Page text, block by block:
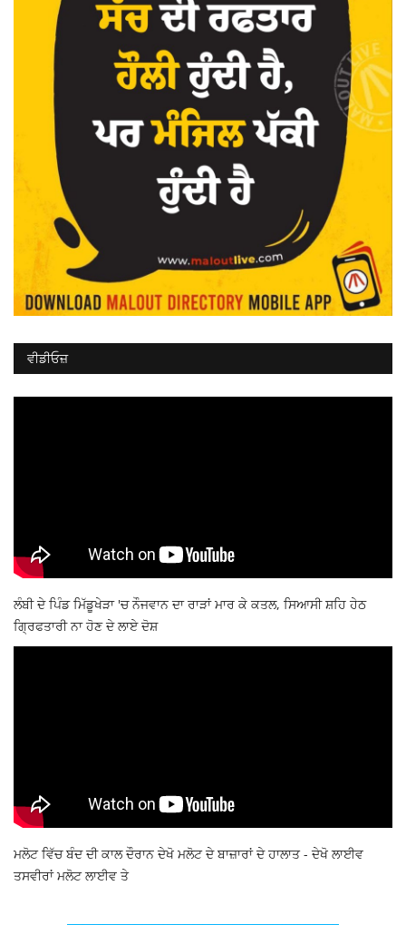
ਵੀਡੀਓਜ਼
ਲੰਬੀ ਦੇ ਪਿੰਡ ਮਿੱਡੂਖੇੜਾ 'ਚ ਨੌਜਵਾਨ ਦਾ ਰਾੜਾਂ ਮਾਰ ਕੇ ਕਤਲ, ਸਿਆਸੀ ਸ਼ਹਿ ਹੇਠ
ਗ੍ਰਿਫਤਾਰੀ ਨਾ ਹੋਣ ਦੇ ਲਾਏ ਦੋਸ਼
ਮਲੋਟ ਵਿੱਚ ਬੰਦ ਦੀ ਕਾਲ ਦੌਰਾਨ ਦੇਖੋ ਮਲੋਟ ਦੇ ਬਾਜ਼ਾਰਾਂ ਦੇ ਹਾਲਾਤ - ਦੇਖੋ ਲਾਈਵ
ਤਸਵੀਰਾਂ ਮਲੋਟ ਲਾਈਵ ਤੇ